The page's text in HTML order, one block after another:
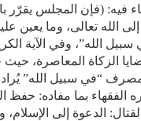
السنة (14)، وجاء فيه: (فإن المجلس يقرّر
الله تعالى، وما يعين
الله”، وفي الآية
الزكاة المعاصرة،
مصرف “في سبيل الله” يُراد
الفقهاء بما مفاده: حفظ
الدعوة إلى